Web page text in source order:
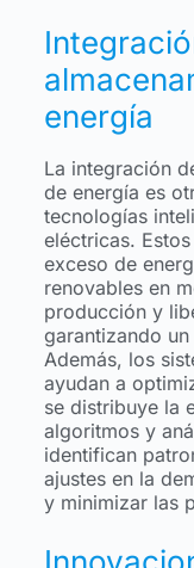
energía
La integración
de energía es
tecnologías
eléctricas.
exceso de
renovables en
producción y
garantizando
Además, los
ayudan a
se distribuye la
algoritmos y
identifican
ajustes en la
y minimizar las